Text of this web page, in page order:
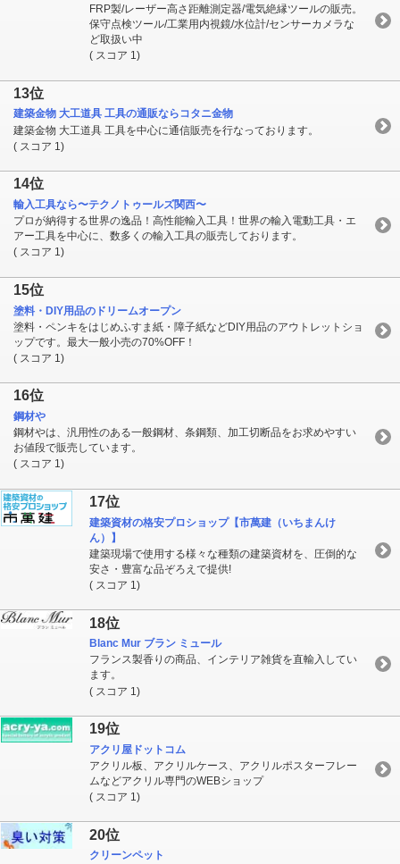
FRP製/レーザー高さ距離測定器/電気絶縁ツールの販売。
保守点検ツール/工業用内視鏡/水位計/センサーカメラな
ど取扱い中
( スコア 1)
13位
建築金物 大工道具 工具の通販ならコタニ金物
建築金物 大工道具 工具を中心に通信販売を行なっております。
( スコア 1)
14位
輸入工具なら〜テクノトゥールズ関西〜
プロが納得する世界の逸品！高性能輸入工具！世界の輸入電動工具・エ
アー工具を中心に、数多くの輸入工具の販売しております。
( スコア 1)
15位
塗料・DIY用品のドリームオープン
塗料・ペンキをはじめふすま紙・障子紙などDIY用品のアウトレットショ
ップです。最大一般小売の70%OFF！
( スコア 1)
16位
鋼材や
鋼材やは、汎用性のある一般鋼材、条鋼類、加工切断品をお求めやすい
お値段で販売しています。
( スコア 1)
17位
建築資材の格安プロショップ【市萬建（いちまんけ
ん）】
建築現場で使用する様々な種類の建築資材を、圧倒的な
安さ・豊富な品ぞろえで提供!
( スコア 1)
18位
Blanc Mur ブラン ミュール
フランス製香りの商品、インテリア雑貨を直輸入してい
ます。
( スコア 1)
19位
アクリ屋ドットコム
アクリル板、アクリルケース、アクリルポスターフレー
ムなどアクリル専門のWEBショップ
( スコア 1)
20位
クリーンペット